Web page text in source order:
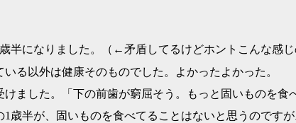
半になりました。（←矛盾してるけどホントこんな感じ
る以外は健康そのものでした。よかったよかった。
ました。「下の前歯が窮屈そう。もっと固いものを食
歳半が、固いものを食べてることはないと思うのですが